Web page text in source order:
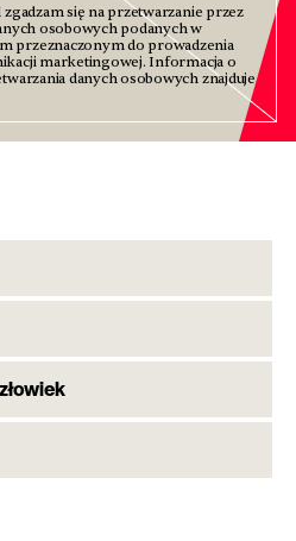
zgadzam się na przetwarzanie przez
osobowych podanych w
przeznaczonym do prowadzenia
marketingowej. Informacja o
danych osobowych znajduje